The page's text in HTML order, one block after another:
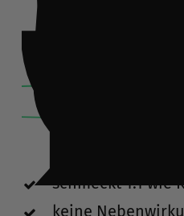
schmeckt 1:1 wie
keine